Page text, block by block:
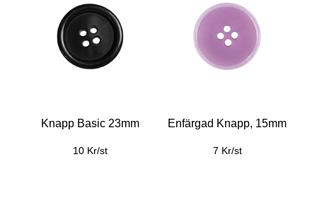
Knapp Basic 23mm
10 Kr/st
Enfärgad Knapp, 15mm
7 Kr/st